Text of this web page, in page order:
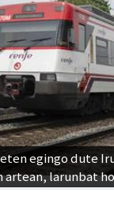
egingo dute
larunbat